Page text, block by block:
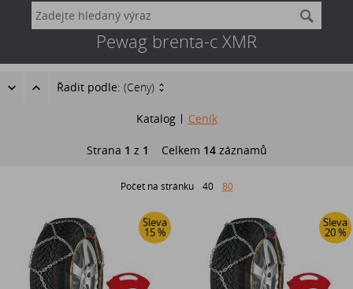
Pewag brenta-c XMR
Řadit podle: (Ceny)
Katalog Ceník
Strana 1 z 1 Celkem 14záznamů
Počet na stránku 40 80
Sleva
15 %
Sleva
20 %